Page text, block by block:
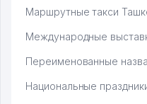
Маршрутные такси
Международные
Переименованные
Национальные